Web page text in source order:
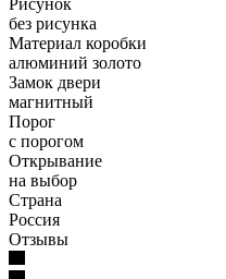
без рисунка
Материал коробки
алюминий золото
Замок двери
магнитный
Порог
с порогом
Открывание
на выбор
Страна
Россия
Отзывы